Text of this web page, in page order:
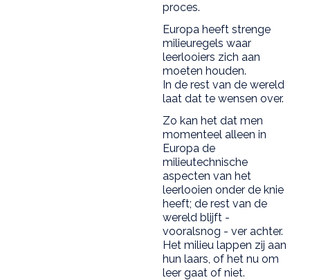
proces.
Europa heeft strenge
milieuregels waar
leerlooiers zich aan
moeten houden.
In de rest van de wereld
laat dat te wensen over.
Zo kan het dat men
momenteel alleen in
Europa de
milieutechnische
aspecten van het
leerlooien onder de knie
heeft; de rest van de
wereld blijft -
vooralsnog - ver achter.
Het milieu lappen zij aan
hun laars, of het nu om
leer gaat of niet.